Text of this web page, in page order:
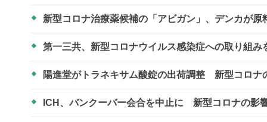
新型コロナ治療薬候補の「アビガン」、デンカが
第一三共、新型コロナウイルス感染症への取り組
陽進堂がトラネキサム酸錠の出荷調整 新型コロナ
ICH、バンクーバー会合を中止に 新型コロナの影